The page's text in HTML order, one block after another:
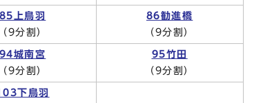
85上鳥羽
（9分割）
86勧進橋
（9分割）
94城南宮
（9分割）
95竹田
（9分割）
下鳥羽